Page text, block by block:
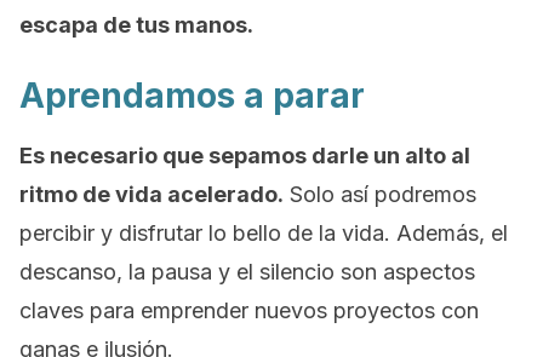
escapa de tus manos.
Aprendamos a parar
Es necesario que sepamos darle un alto al
ritmo de vida acelerado. Solo así podremos
percibir y disfrutar lo bello de la vida. Además, el
descanso, la pausa y el silencio son aspectos
claves para emprender nuevos proyectos con
ganas e ilusión.